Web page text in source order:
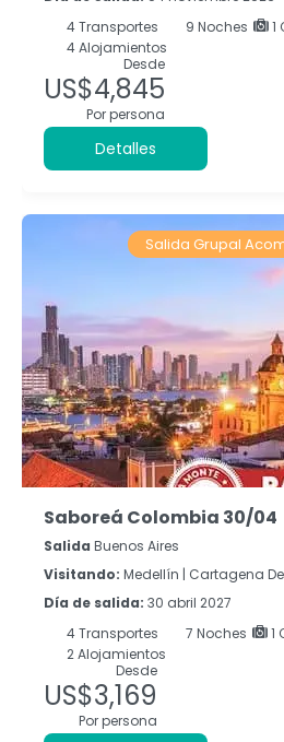
4Transportes 9 Noches
1
4 Alojamientos
Desde
US$4,845
Por persona
Detalles
Salida Grupal
Saboreá Colombia 30/04
Salida Buenos Aires
Visitando: Medellín | Cartagena
Día de salida: 30 abril 2027
4Transportes 7 Noches
1
2 Alojamientos
Desde
US$3,169
Por persona